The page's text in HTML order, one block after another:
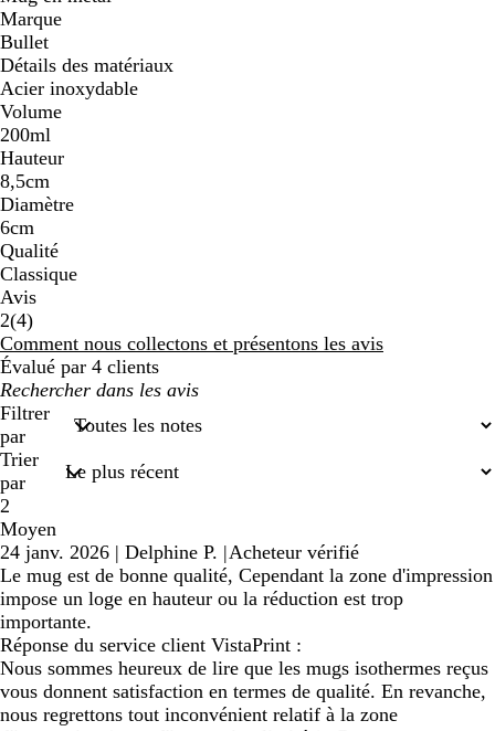
Marque
Bullet
Détails des matériaux
Acier inoxydable
Volume
200ml
Hauteur
8,5cm
Diamètre
6cm
Qualité
Classique
Avis
2(44
avis
)
Comment nous collectons et présentons les avis
Évalué par 4 clients
Mes
recherches
saisies
Filtrer
par
Trier
par
2
Moyen
24 janv. 2026 | Delphine P. |Acheteur vérifié
Le mug est de bonne qualité, Cependant la zone d'impression
impose un loge en hauteur ou la réduction est trop
importante.
Réponse du service client VistaPrint :
Nous sommes heureux de lire que les mugs isothermes reçus
vous donnent satisfaction en termes de qualité. En revanche,
nous regrettons tout inconvénient relatif à la zone